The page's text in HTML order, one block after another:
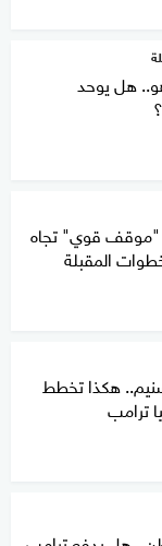
هل يوحد
"موقف قوي" تجاه
المقبلة
هكذا تخطط
ترامب